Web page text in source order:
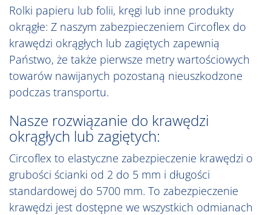
Rolki papieru lub folii, kręgi lub inne produkty
okrągłe: Z naszym zabezpieczeniem Circoflex do
krawędzi okrągłych lub zagiętych zapewnią
Państwo, że także pierwsze metry wartościowych
towarów nawijanych pozostaną nieuszkodzone
podczas transportu.
Nasze rozwiązanie do krawędzi
okrągłych lub zagiętych:
Circoflex to elastyczne zabezpieczenie krawędzi o
grubości ścianki od 2 do 5 mm i długości
standardowej do 5700 mm. To zabezpieczenie
krawędzi jest dostępne we wszystkich odmianach